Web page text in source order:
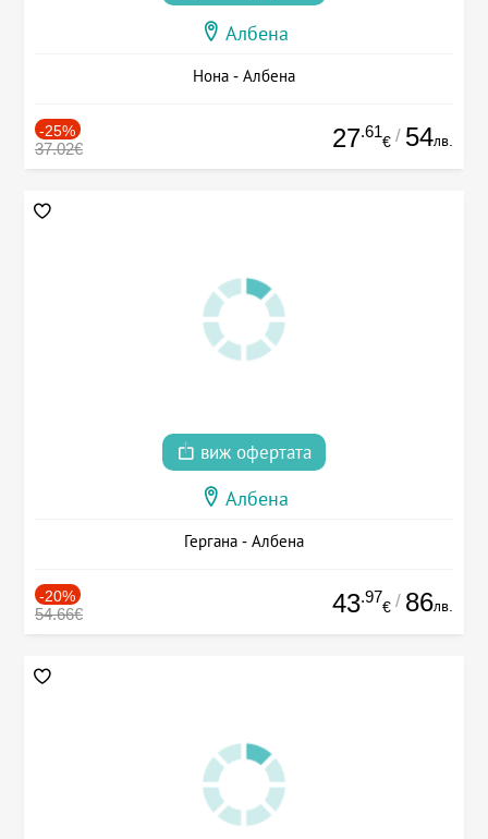
Албена
Нона - Албена
-25%
37.02€ 27.61
€ / 54лв.
виж офертата
Албена
Гергана - Албена
-20%
54.66€ 43.97
€ / 86лв.